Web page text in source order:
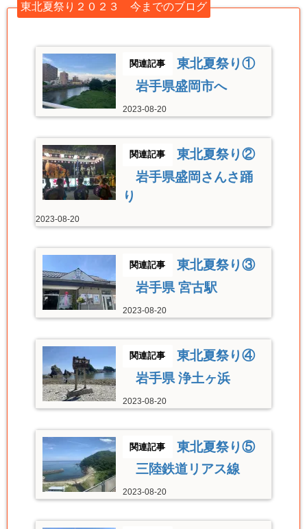
東北夏祭り２０２３ 今までのブログ
東北夏祭り①
岩手県盛岡市へ
2023-08-20
東北夏祭り②
岩手県盛岡さんさ踊
り
2023-08-20
東北夏祭り③
岩手県 宮古駅
2023-08-20
東北夏祭り④
岩手県 浄土ヶ浜
2023-08-20
東北夏祭り⑤
三陸鉄道リアス線
2023-08-20